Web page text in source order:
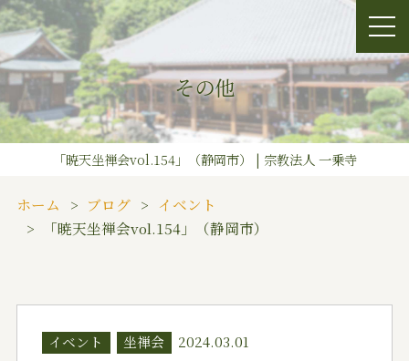
その他
「暁天坐禅会vol.154」（静岡市） | 宗教法人 一乗寺
ホーム ブログ
イベント
「暁天坐禅会vol.154」（静岡市）
イベント 坐禅会 2024.03.01